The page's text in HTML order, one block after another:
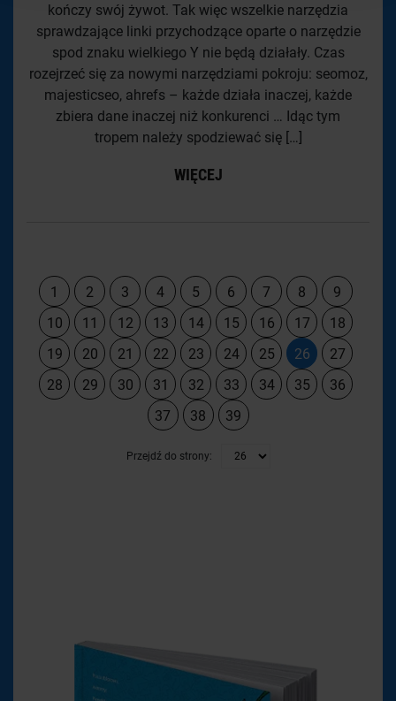
kończy swój żywot. Tak więc wszelkie narzędzia
sprawdzające linki przychodzące oparte o narzędzie
spod znaku wielkiego Y nie będą działały. Czas
rozejrzeć się za nowymi narzędziami pokroju: seomoz,
majesticseo, ahrefs – każde działa inaczej, każde
zbiera dane inaczej niż konkurenci … Idąc tym
tropem należy spodziewać się […]
WIĘCEJ
1 2 3 4 5 6 7 8
9
10
11 12 13 14 15 16 17
18
19
20 21 22 23 24 25 26
27
28
29 30 31 32 33 34 35
36
37
38 39
Przejdź do strony: